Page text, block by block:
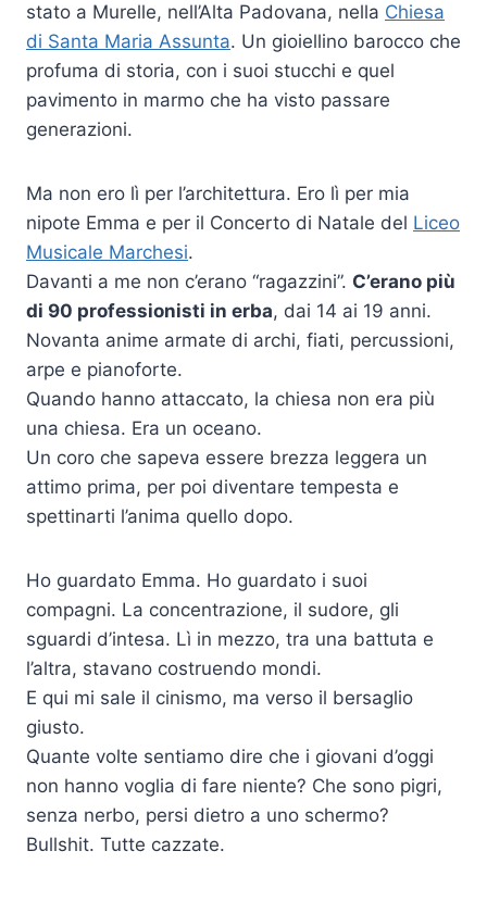
stato a Murelle, nell’Alta Padovana, nella Chiesa
di Santa Maria Assunta. Un gioiellino barocco che
profuma di storia, con i suoi stucchi e quel
pavimento in marmo che ha visto passare
generazioni.
Ma non ero lì per l’architettura. Ero lì per mia
nipote Emma e per il Concerto di Natale del Liceo
Musicale Marchesi.
Davanti a me non c’erano “ragazzini”. C’erano più
di 90 professionisti in erba, dai 14 ai 19 anni.
Novanta anime armate di archi, fiati, percussioni,
arpe e pianoforte.
Quando hanno attaccato, la chiesa non era più
una chiesa. Era un oceano.
Un coro che sapeva essere brezza leggera un
attimo prima, per poi diventare tempesta e
spettinarti l’anima quello dopo.
Ho guardato Emma. Ho guardato i suoi
compagni. La concentrazione, il sudore, gli
sguardi d’intesa. Lì in mezzo, tra una battuta e
l’altra, stavano costruendo mondi.
E qui mi sale il cinismo, ma verso il bersaglio
giusto.
Quante volte sentiamo dire che i giovani d’oggi
non hanno voglia di fare niente? Che sono pigri,
senza nerbo, persi dietro a uno schermo?
Bullshit. Tutte cazzate.